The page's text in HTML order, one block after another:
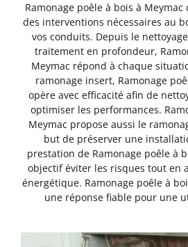
Ramonage poêle à bois à Meymac
des interventions nécessaires au
vos conduits. Depuis le
traitement en profondeur,
Meymac répond à chaque
ramonage insert, Ramonage
opère avec efficacité afin de
optimiser les performances.
Meymac propose aussi le
but de préserver une
prestation de Ramonage poêle à
objectif éviter les risques tout en
énergétique. Ramonage poêle à
une réponse fiable pour une